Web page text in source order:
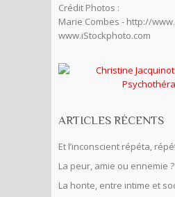
Crédit Photos :
Marie Combes - http://
www.iStockphoto.com
ARTICLES RÉCENTS
Et l’inconscient répéta,
La peur, amie ou ennemie ?
La honte, entre intime et